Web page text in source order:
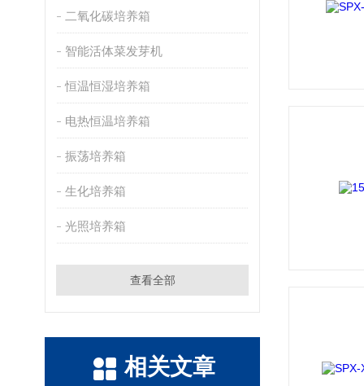
二氧化碳培养箱
智能活体菜发芽机
恒温恒湿培养箱
电热恒温培养箱
振荡培养箱
生化培养箱
光照培养箱
查看全部
相关文章